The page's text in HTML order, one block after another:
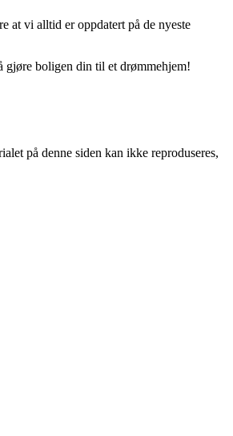
at vi alltid er oppdatert på de nyeste
gjøre boligen din til et drømmehjem!
på denne siden kan ikke reproduseres,